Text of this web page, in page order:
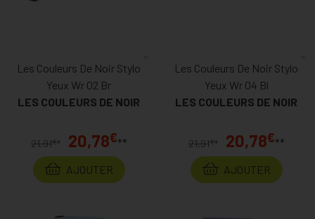
Les Couleurs De Noir Stylo
Yeux Wr 02 Br
LES COULEURS DE NOIR
21,91€ * 20,78€**
AJOUTER
Les Couleurs De Noir Stylo
Yeux Wr 04 Bl
LES COULEURS DE NOIR
21,91€ * 20,78€**
AJOUTER